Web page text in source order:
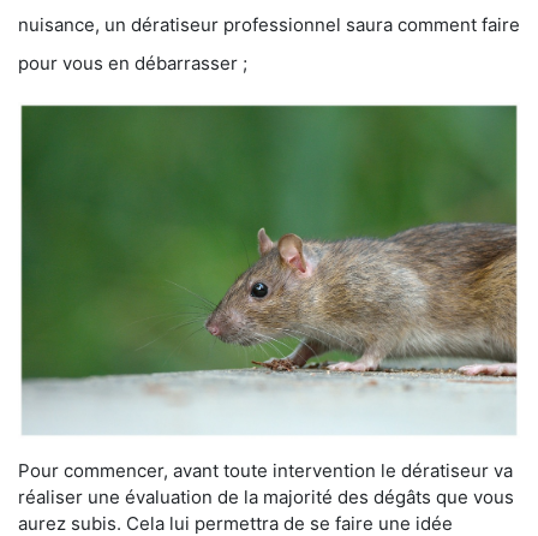
nuisance, un dératiseur professionnel saura comment faire
pour vous en débarrasser ;
Pour commencer, avant toute intervention le dératiseur va
réaliser une évaluation de la majorité des dégâts que vous
aurez subis. Cela lui permettra de se faire une idée